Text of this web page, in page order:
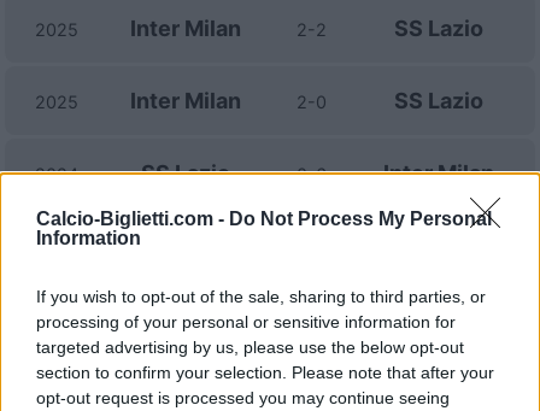
Calcio-Biglietti.com - Do Not Process My Personal
Information
If you wish to opt-out of the sale, sharing to third parties, or
processing of your personal or sensitive information for
targeted advertising by us, please use the below opt-out
section to confirm your selection. Please note that after your
opt-out request is processed you may continue seeing
2025 Inter Milan 2-2 SS Lazio
2025 Inter Milan 2-0 SS Lazio
2024 SS Lazio 0-6 Inter Milan
2024 Inter Milan
2024 Inter Milan 3-0 SS Lazio
2023 SS Lazio 0-2 Inter Milan